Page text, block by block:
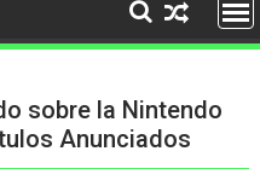
sobre la Nintendo
Anunciados